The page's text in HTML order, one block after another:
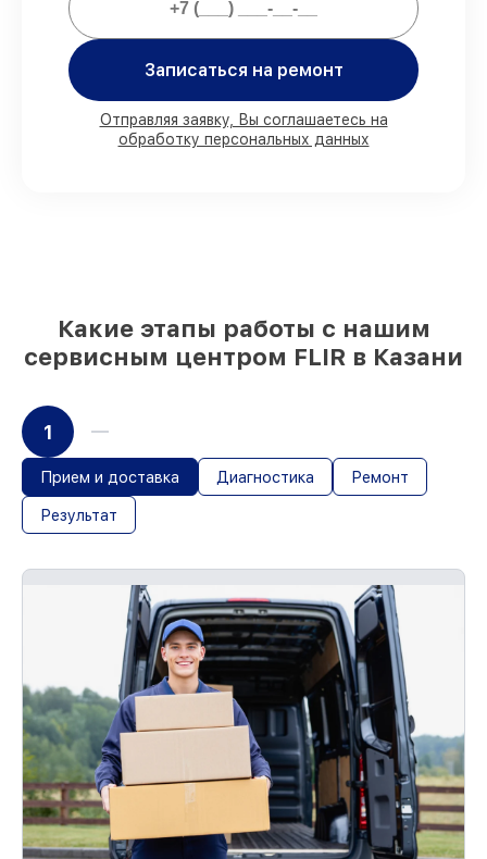
80%
присутствии
мастерской или на складе в Казани,
остальные доступны для срочного заказа
Записаться на ремонт
Отправляя заявку, Вы соглашаетесь на
обработку персональных данных
Какие этапы работы с нашим
сервисным центром FLIR в Казани
1
Прием и доставка Диагностика Ремонт
Результат